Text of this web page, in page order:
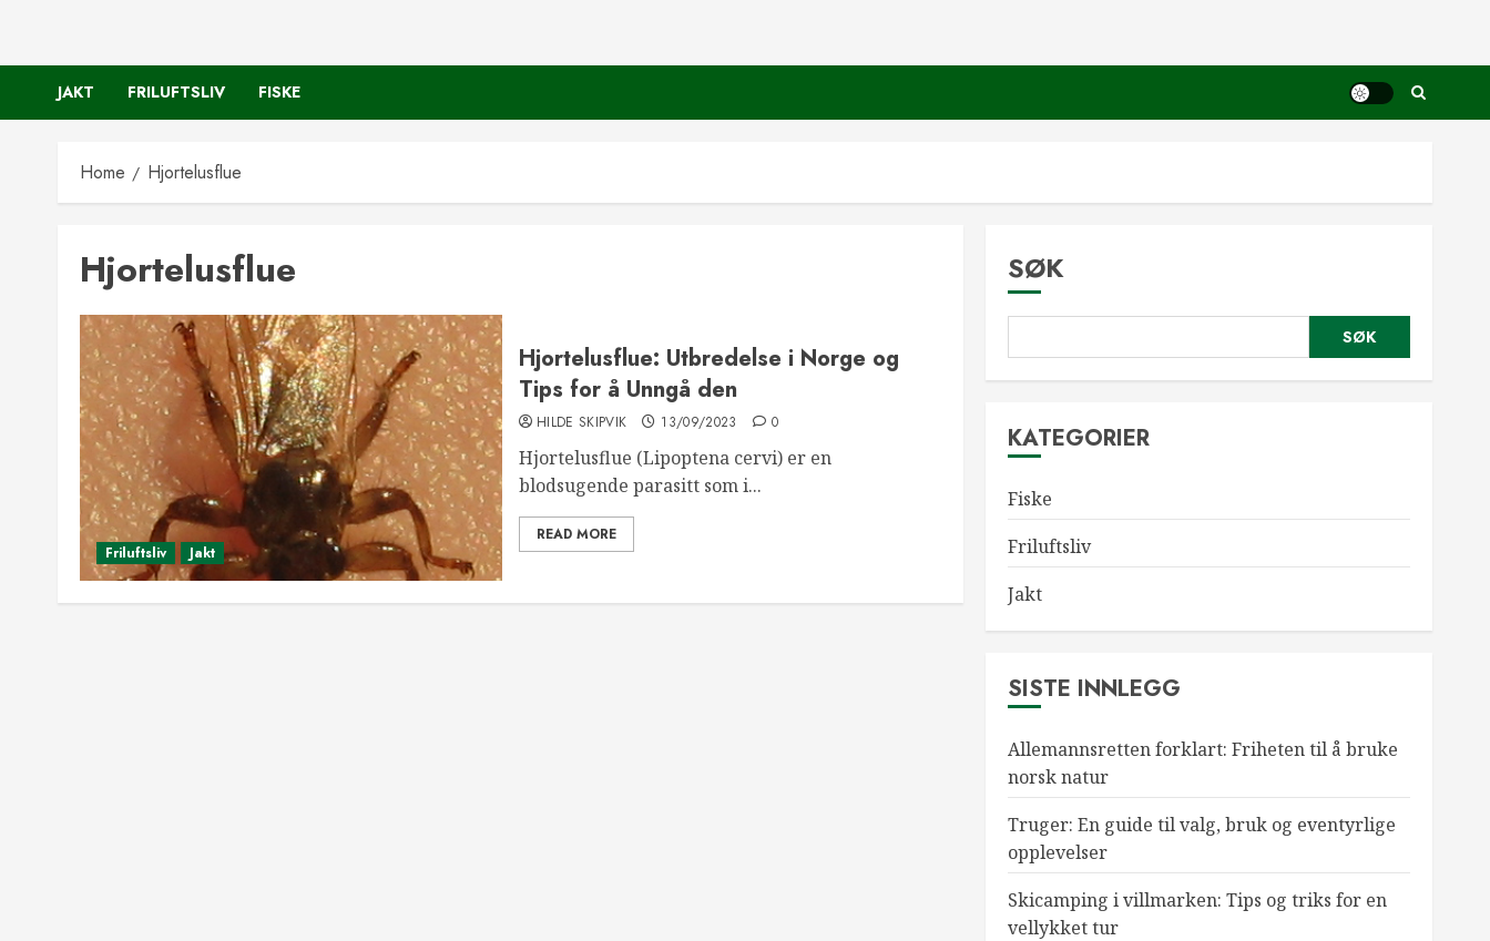
JAKT FRILUFTSLIV FISKE
Home Hjortelusflue
Hjortelusflue
Friluftsliv Jakt
Hjortelusflue: Utbredelse i Norge og
Tips for å Unngå den
HILDE SKIPVIK 13/09/2023 0
Hjortelusflue (Lipoptena cervi) er en
blodsugende parasitt som i...
READ MORE
SØK
SØK
KATEGORIER
Fiske
Friluftsliv
Jakt
SISTE INNLEGG
Allemannsretten forklart: Friheten til å bruke
norsk natur
Truger: En guide til valg, bruk og eventyrlige
opplevelser
Skicamping i villmarken: Tips og triks for en
vellykket tur